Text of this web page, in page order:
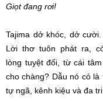
Giọt đang rơi!
Tajima dở khóc, dở cười.
Lời thơ tuôn phát ra,
lòng tuyệt đối , từ cái
cho chàng? Dẫu nó có là
tự ngã, kênh kiệu và đa tri.